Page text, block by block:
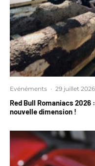
Evénéments · 29 juillet 2026
Red Bull Romaniacs
nouvelle dimension !